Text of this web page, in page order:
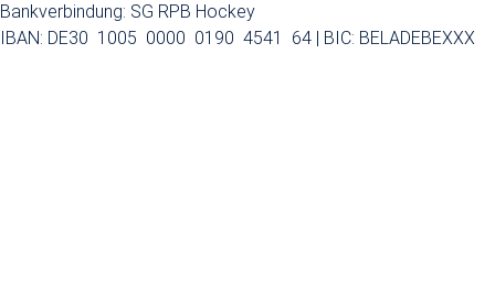
Bankverbindung: SG RPB Hockey
IBAN: DE30 1005 0000 0190 4541 64 | BIC: BELADEBEXXX